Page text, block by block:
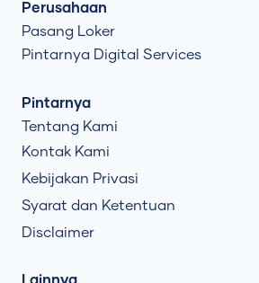
Perusahaan
Pasang Loker
Pintarnya Digital Services
Pintarnya
Tentang Kami
Kontak Kami
Kebijakan Privasi
Syarat dan Ketentuan
Disclaimer